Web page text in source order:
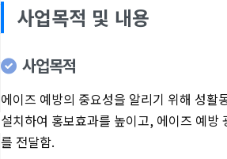
사업목적 및 내용
사업목적
에이즈 예방의 중요성을 알리기 위해 성활
설치하여 홍보효과를 높이고, 에이즈 예방
를 전달함.